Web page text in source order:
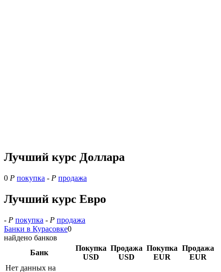
Лучший курс Доллара
0 Р покупка - Р продажа
Лучший курс Евро
- Р покупка - Р продажа
Банки в Курасовке0
найдено банков
Банк
Покупка
USD
Продажа
USD
Покупка
EUR
Продажа
EUR
Нет данных на